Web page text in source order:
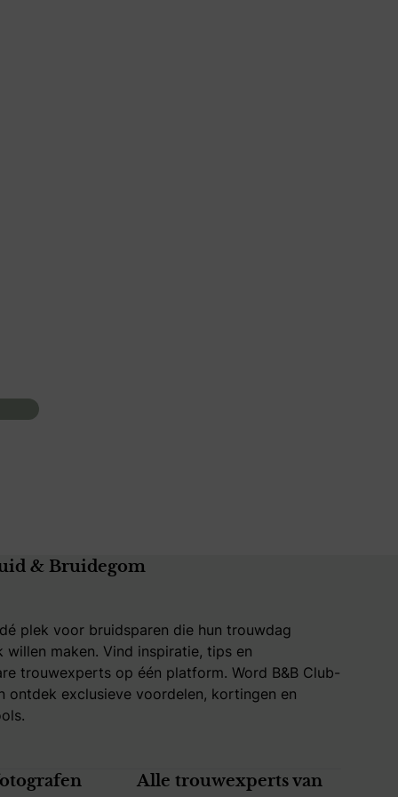
& Bruidegom
plek voor bruidsparen die hun trouwdag
willen maken. Vind inspiratie, tips en
trouwexperts op één platform. Word B&B Club-
ontdek exclusieve voordelen, kortingen en
Alle trouwexperts van